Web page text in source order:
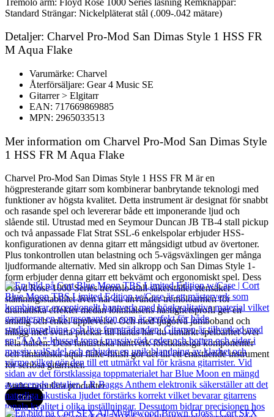
Standard Strängar: Nickelpläterat stål (.009-.042 mätare)
Detaljer: Charvel Pro-Mod San Dimas Style 1 HSS FR
M Aqua Flake
Varumärke: Charvel
Återförsäljare: Gear 4 Music SE
Gitarrer > Elgitarr
EAN: 717669869885
MPN: 2965033513
Mer information om Charvel Pro-Mod San Dimas Style
1 HSS FR M Aqua Flake
Charvel Pro-Mod San Dimas Style 1 HSS FR M är en
högpresterande gitarr som kombinerar banbrytande teknologi med
funktioner av högsta kvalitet. Detta instrument är designat för snabbt
och rasande spel och levererar både ett imponerande ljud och
slående stil. Utrustad med en Seymour Duncan JB TB-4 stall pickup
och två anpassade Flat Strat SSL-6 enkelspolar erbjuder HSS-
konfigurationen av denna gitarr ett mångsidigt utbud av övertoner.
Plus tonkontrollen utan belastning och 5-vägsväxlingen ger många
ljudformande alternativ. Med sin alkropp och San Dimas Style 1-
form erbjuder denna gitarr ett bekvämt och ergonomiskt spel. Dess
Floyd Rose 1000 Series tremolo-stall säkerställer stensäker
stämningsstabilitet även när du använder tremoloarmen för
dramatiska effekter medan lönnhalsens hastighetsprofil ger en
smidig och enkel upplevelse. Och med tjugotvå jumboband och
inlägg med svarta prickar till hands har du utmärkt spelbarhet över
hela halsen. Dess fantastiska hantverk förstklassiga komponenter
och fantastiska aqua flake-finish gör det till ett enastående instrument
för seriösa gitarrister.
Andra populära produkter
Cort